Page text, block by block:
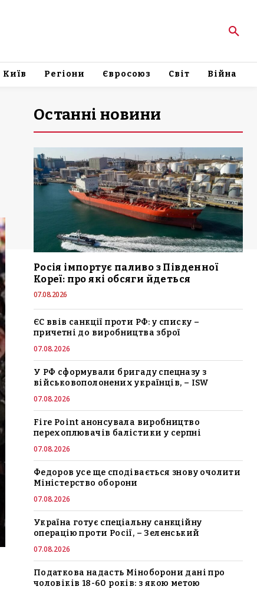
Київ Регіони Євросоюз Світ Війна
Останні новини
Росія імпортує паливо з Південної
Кореї: про які обсяги йдеться
07.08.2026
ЄС ввів санкції проти РФ: у списку –
причетні до виробництва зброї
07.08.2026
У РФ сформували бригаду спецназу з
військовополонених українців, – ISW
07.08.2026
Fire Point анонсувала виробництво
перехоплювачів балістики у серпні
07.08.2026
Федоров усе ще сподівається знову очолити
Міністерство оборони
07.08.2026
Україна готує спеціальну санкційну
операцію проти Росії, – Зеленський
07.08.2026
Податкова надасть Міноборони дані про
чоловіків 18-60 років: з якою метою